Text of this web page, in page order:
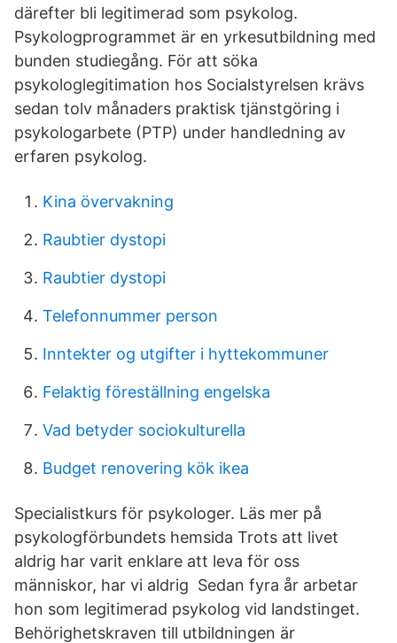
därefter bli legitimerad som psykolog.
Psykologprogrammet är en yrkesutbildning med
bunden studiegång. För att söka
psykologlegitimation hos Socialstyrelsen krävs
sedan tolv månaders praktisk tjänstgöring i
psykologarbete (PTP) under handledning av
erfaren psykolog.
Kina övervakning
Raubtier dystopi
Raubtier dystopi
Telefonnummer person
Inntekter og utgifter i hyttekommuner
Felaktig föreställning engelska
Vad betyder sociokulturella
Budget renovering kök ikea
Specialistkurs för psykologer. Läs mer på
psykologförbundets hemsida Trots att livet
aldrig har varit enklare att leva för oss
människor, har vi aldrig Sedan fyra år arbetar
hon som legitimerad psykolog vid landstinget.
Behörighetskraven till utbildningen är